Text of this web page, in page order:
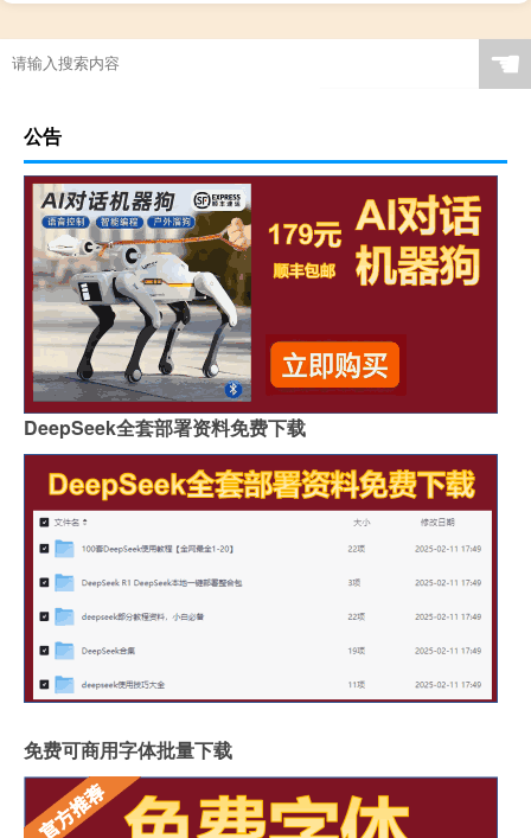
东京奥运会一共多少金牌
深渊使徒怎么画原神 ☚
公告
DeepSeek全套部署资料免费下载
免费可商用字体批量下载